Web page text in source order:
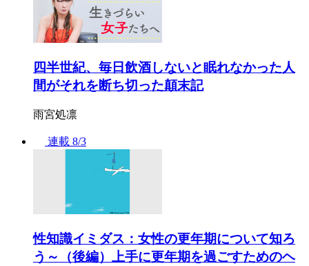
四半世紀、毎日飲酒しないと眠れなかった人
間がそれを断ち切った顛末記
雨宮処凛
連載 8/3
性知識イミダス：女性の更年期について知ろ
う～（後編）上手に更年期を過ごすためのヘ